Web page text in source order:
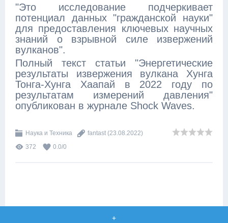
"Это исследование подчеркивает
потенциал данных "гражданской науки"
для предоставления ключевых научных
знаний о взрывной силе извержений
вулканов".
Полный текст статьи "Энергетические
результаты извержения вулкана Хунга
Тонга-Хунга Хаапай в 2022 году по
результатам измерений давления"
опубликован в журнале Shock Waves.
Наука и Техника fantast (23.08.2022)
372
0.0/0
+